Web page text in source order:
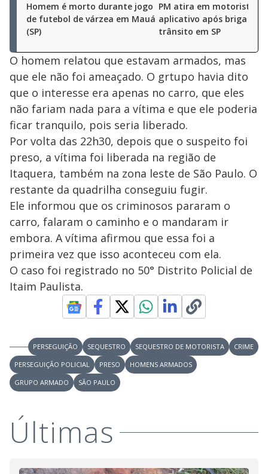
Homem é morto durante jogo
de futebol de várzea em Mauá
(SP)
PM atira em motorista de
aplicativo após briga de
trânsito em SP
O homem relatou que estavam armados, mas
que ele não foi ameaçado. O grtupo havia dito
que o interesse era apenas no carro, que eles
não fariam nada para a vítima e que ele poderia
ficar tranquilo, pois seria liberado.
Por volta das 22h30, depois que o suspeito foi
preso, a vítima foi liberada na região de
Itaquera, também na zona leste de São Paulo. O
restante da quadrilha conseguiu fugir.
Ele informou que os criminosos pararam o
carro, falaram o caminho e o mandaram ir
embora. A vítima afirmou que essa foi a
primeira vez que isso aconteceu com ela.
O caso foi registrado no 50° Distrito Policial de
Itaim Paulista.
PERSEGUIÇÃO SEQUESTRO SEQUESTRO DE MOTORISTA
CRIME
PERSEGUIÇÃO POLICIAL
PRESO
HOMENS ARMADOS
GRUPO ARMADO
SÃO PAULO
Últimas